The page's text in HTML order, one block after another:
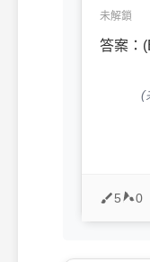
未解鎖
答案：
(
5 0